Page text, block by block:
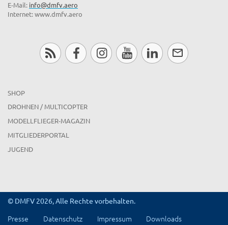
E-Mail: info@dmfv.aero
Internet: www.dmfv.aero
SHOP
DROHNEN / MULTICOPTER
MODELLFLIEGER-MAGAZIN
MITGLIEDERPORTAL
JUGEND
© DMFV 2026, Alle Rechte vorbehalten.
Presse Datenschutz Impressum
Downloads